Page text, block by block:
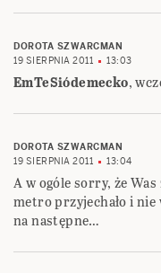
DOROTA SZWARCMAN
19 SIERPNIA 2011
13:03
EmTeSiódemecko,
DOROTA SZWARCMAN
19 SIERPNIA 2011
13:04
A w ogóle sorry, że
metro przyjechało i nie
na następne…